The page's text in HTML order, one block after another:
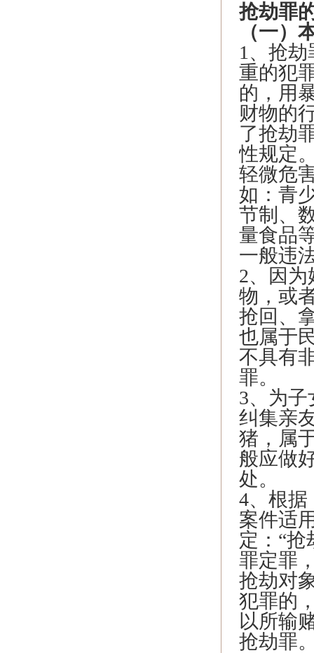
抢劫罪
（一）
1、抢
重的犯
的，用
财物的
了抢劫
性规定
轻微危
如：青
节制、
量食品
一般违
2、因
物，或
抢回、
也属于
不具有
罪。
3、为
纠集亲
猪，属
般应做
处。
4、根据
案件适
定：“
罪定罪
抢劫对
犯罪的
以所输
抢劫罪